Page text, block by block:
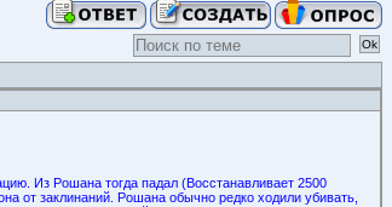
Из Рошана тогда падал (Восстанавливает 2500
от заклинаний. Рошана обычно редко ходили убивать,